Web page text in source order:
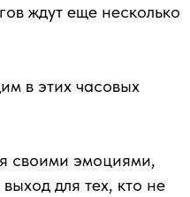
ждут еще несколько
в этих часовых
своими эмоциями,
для тех, кто не